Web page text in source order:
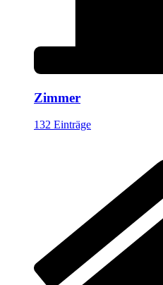
Zimmer
132 Einträge